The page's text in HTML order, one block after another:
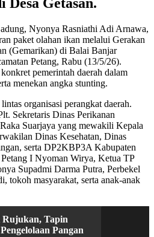
Nyonya Rasniathi Adi Arnawa,
paket olahan ikan melalui Gerakan
(Gemarikan) di Balai Banjar
Petang, Rabu (13/5/26).
pemerintah daerah dalam
menekan angka stunting.
organisasi perangkat daerah.
Sekretaris Dinas Perikanan
Suarjaya yang mewakili Kepala
Dinas Kesehatan, Dinas
serta DP2KBP3A Kabupaten
I Nyoman Wirya, Ketua TP
Supadmi Darma Putra, Perbekel
tokoh masyarakat, serta anak-anak
Rujukan, Tapin
Pangan